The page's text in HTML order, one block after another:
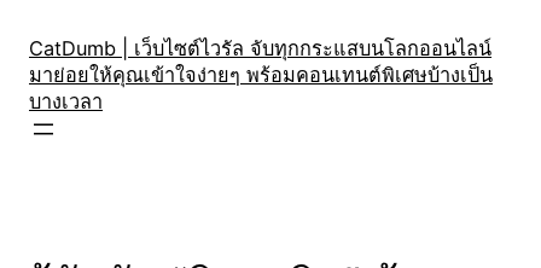
content
CatDumb | เว็บไซต์ไวรัล จับทุกกระแสบนโลกออนไลน์
มาย่อยให้คุณเข้าใจง่ายๆ พร้อมคอนเทนต์พิเศษบ้างเป็น
บางเวลา